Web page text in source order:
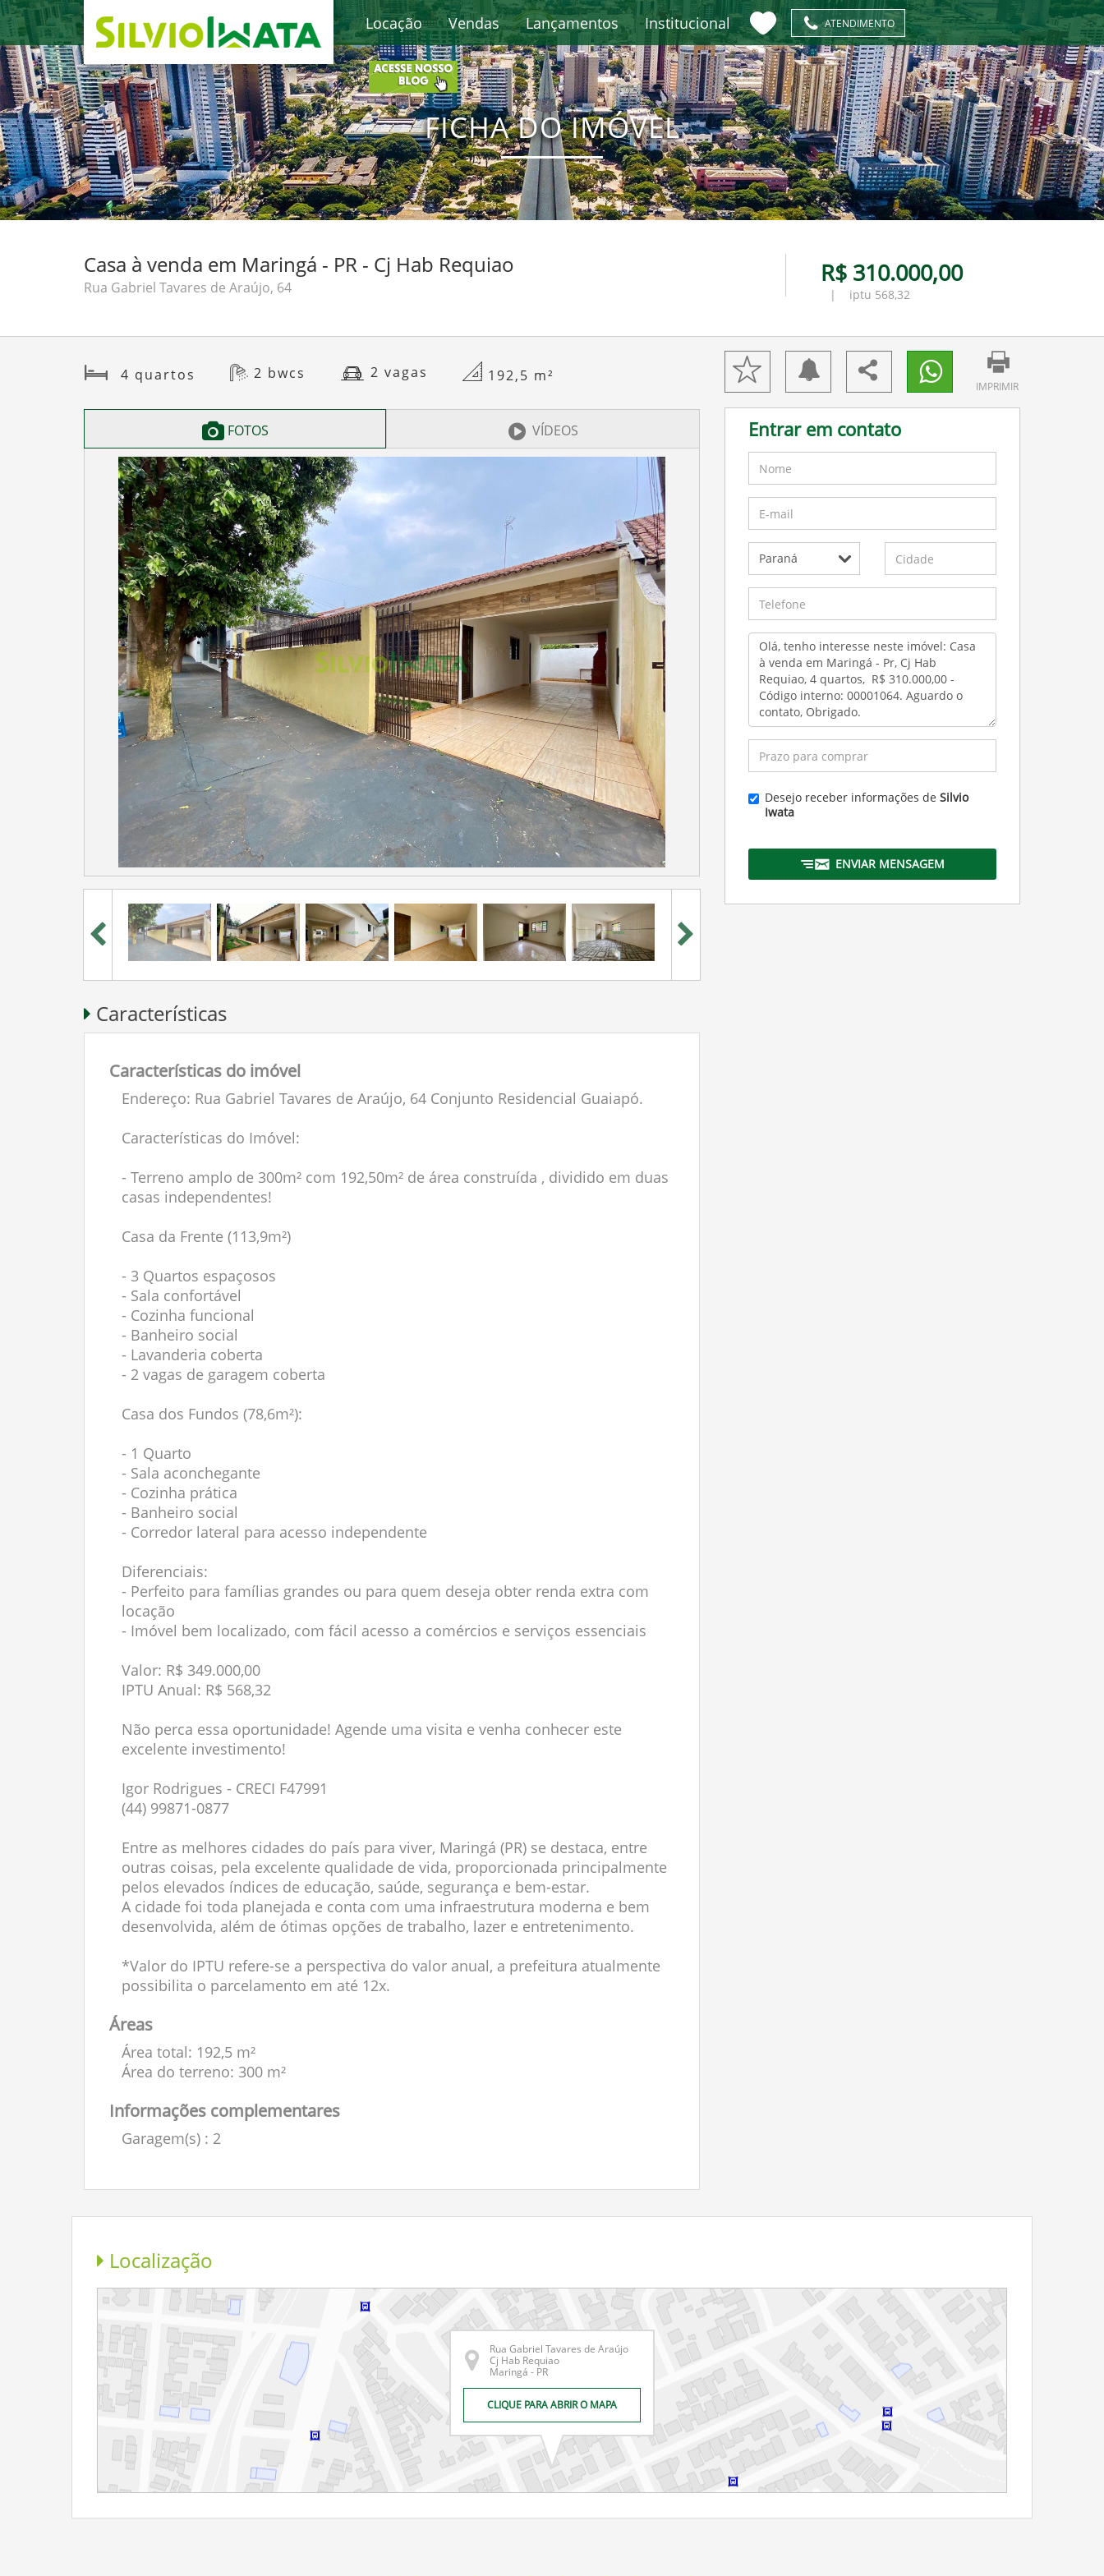
Locação Vendas Lançamentos Institucional ATENDIMENTO
FICHA DO IMÓVEL
Casa à venda em Maringá - PR - Cj Hab Requiao
Rua Gabriel Tavares de Araújo, 64 R$ 310.000,00
| iptu 568,32
4 quartos 2 bwcs 2 vagas 192,5 m²
FOTOS VÍDEOS
IMPRIMIR
Entrar em contato
Desejo receber informações de Silvio
Iwata
ENVIAR MENSAGEM
Características
Características do imóvel
Endereço: Rua Gabriel Tavares de Araújo, 64 Conjunto Residencial Guaiapó.
Características do Imóvel:
- Terreno amplo de 300m² com 192,50m² de área construída , dividido em duas
casas independentes!
Casa da Frente (113,9m²)
- 3 Quartos espaçosos
- Sala confortável
- Cozinha funcional
- Banheiro social
- Lavanderia coberta
- 2 vagas de garagem coberta
Casa dos Fundos (78,6m²):
- 1 Quarto
- Sala aconchegante
- Cozinha prática
- Banheiro social
- Corredor lateral para acesso independente
Diferenciais:
- Perfeito para famílias grandes ou para quem deseja obter renda extra com
locação
- Imóvel bem localizado, com fácil acesso a comércios e serviços essenciais
Valor: R$ 349.000,00
IPTU Anual: R$ 568,32
Não perca essa oportunidade! Agende uma visita e venha conhecer este
excelente investimento!
Igor Rodrigues - CRECI F47991
(44) 99871-0877
Entre as melhores cidades do país para viver, Maringá (PR) se destaca, entre
outras coisas, pela excelente qualidade de vida, proporcionada principalmente
pelos elevados índices de educação, saúde, segurança e bem-estar.
A cidade foi toda planejada e conta com uma infraestrutura moderna e bem
desenvolvida, além de ótimas opções de trabalho, lazer e entretenimento.
*Valor do IPTU refere-se a perspectiva do valor anual, a prefeitura atualmente
possibilita o parcelamento em até 12x.
Áreas
Área total: 192,5 m²
Área do terreno: 300 m²
Informações complementares
Garagem(s) : 2
Localização
Rua Gabriel Tavares de Araújo
Cj Hab Requiao
Maringá - PR
CLIQUE PARA ABRIR O MAPA